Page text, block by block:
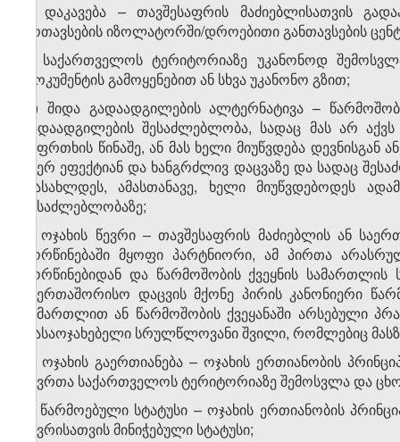
პ) დაკავება – თავშესაფრის მაძიებლისათვის
მოთავსების იზოლატორში/დროებითი განთავსების
ჟ) საქართველოს ტერიტორიაზე უკანონოდ
დოკუმენტის გამოყენებით ან სხვა უკანონო გზით;
რ) შიდა გადაადგილების ალტერნატივა –
გადაადგილების შესაძლებლობა, სადაც მას არ
საფრთხის წინაშე, ან მას ხელი მიუწვდება
მიერ ეფექტიან და ხანგრძლივ დაცვაზე და სადაც
დასახლდეს, ამასთანავე, ხელი მიუწვდებოდეს
შესაძლებლობაზე;
ს) ოჯახის წევრი – თავშესაფრის მაძიებლის ან
ქორწინებაში მყოფი პარტნიორი, ამ პირთა
ქორწინებიდან და წარმოშობის ქვეყნის
საერთაშორისო დაცვის მქონე პირის კანონიერი
სამართლით ან წარმოშობის ქვეყანაში არსებული
დასაოჯახებელი სრულწლოვანი შვილი, რომლებიც
ტ) ოჯახის გაერთიანება – ოჯახის ერთიანობის
წევრთა საქართველოს ტერიტორიაზე შემოსვლა და
უ) წარმოებული სტატუსი – ოჯახის ერთიანობის
წევრისათვის მინიჭებული სტატუსი;